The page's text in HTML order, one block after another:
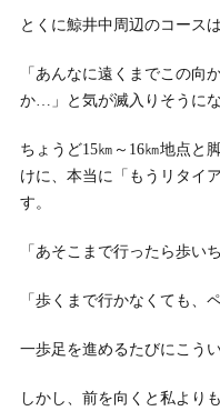
とくに鯨井中周辺のコース
「あんなに遠くまでこの向
か…」と気が滅入りそうにな
ちょうど15㎞～16㎞地点と
けに、本当に「もうリタイ
す。
「あそこまで行ったら歩い
「歩くまで行かなくても、
一歩足を進めるたびにこう
しかし、前を向くと私より